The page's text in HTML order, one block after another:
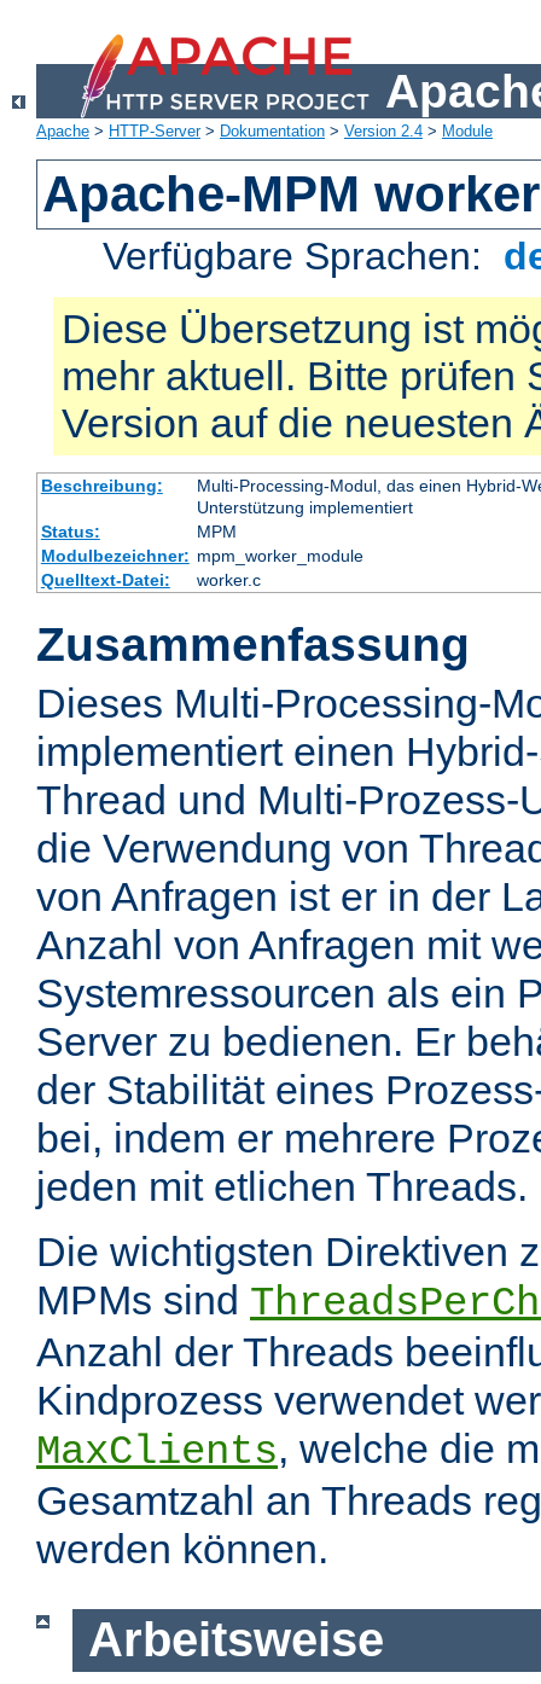
Apache > HTTP-Server> Dokumentation > Version 2.4 > Module
Apache-MPM worker
Verfügbare Sprachen:
Diese Übersetzung ist
mehr aktuell. Bitte prüfen
Version auf die neuesten
Beschreibung:
Multi-Processing-Modul, das einen Hybrid-
Unterstützung implementiert
Status:
MPM
Modulbezeichner: mpm_worker_module
Quelltext-Datei:
worker.c
Zusammenfassung
Dieses Multi-Processing-
implementiert einen
Thread und Multi-Prozess-
die Verwendung von
von Anfragen ist er in der
Anzahl von Anfragen mit
Systemressourcen als ein
Server zu bedienen. Er
der Stabilität eines
bei, indem er mehrere
jeden mit etlichen Threads.
Die wichtigsten Direktiven
MPMs sind
Anzahl der Threads
Kindprozess verwendet
MaxClients, welche die
Gesamtzahl an Threads
werden können.
Arbeitsweise